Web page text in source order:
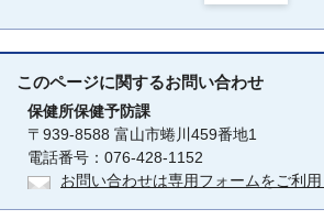
このページに関するお問い合わせ
保健所保健予防課
〒939-8588 富山市蜷川459番地1
電話番号：076-428-1152
お問い合わせは専用フォームをご利用